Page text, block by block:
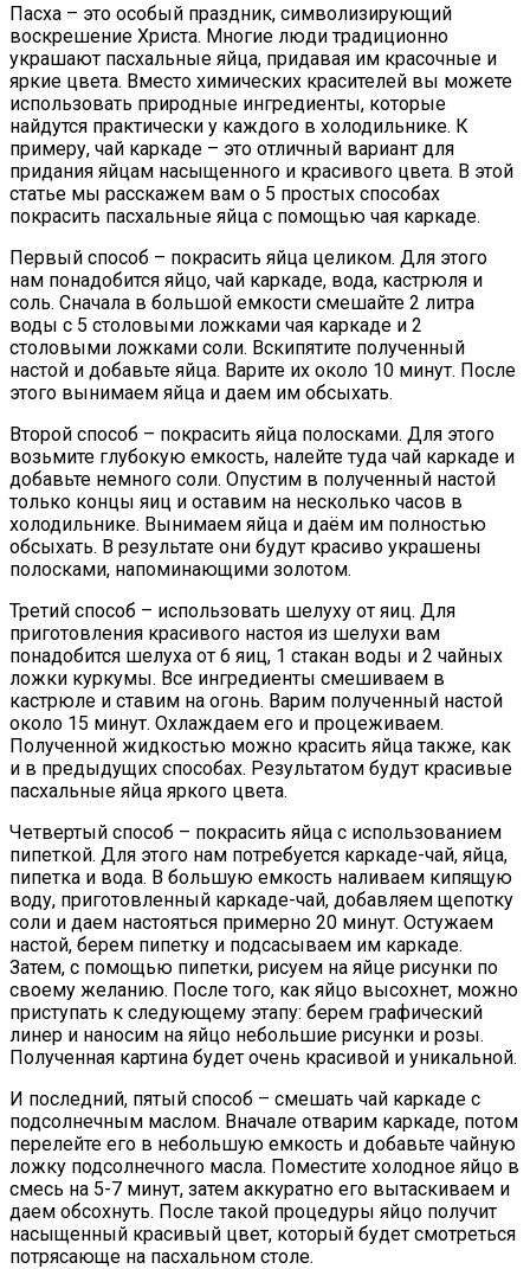
Пасха – это особый праздник, символизирующий
воскрешение Христа. Многие люди традиционно
украшают пасхальные яйца, придавая им красочные и
яркие цвета. Вместо химических красителей вы можете
использовать природные ингредиенты, которые
найдутся практически у каждого в холодильнике. К
примеру, чай каркаде – это отличный вариант для
придания яйцам насыщенного и красивого цвета. В этой
статье мы расскажем вам о 5 простых способах
покрасить пасхальные яйца с помощью чая каркаде.
Первый способ – покрасить яйца целиком. Для этого
нам понадобится яйцо, чай каркаде, вода, кастрюля и
соль. Сначала в большой емкости смешайте 2 литра
воды с 5 столовыми ложками чая каркаде и 2
столовыми ложками соли. Вскипятите полученный
настой и добавьте яйца. Варите их около 10 минут. После
этого вынимаем яйца и даем им обсыхать.
Второй способ – покрасить яйца полосками. Для этого
возьмите глубокую емкость, налейте туда чай каркаде и
добавьте немного соли. Опустим в полученный настой
только концы яиц и оставим на несколько часов в
холодильнике. Вынимаем яйца и даём им полностью
обсыхать. В результате они будут красиво украшены
полосками, напоминающими золотом.
Третий способ – использовать шелуху от яиц. Для
приготовления красивого настоя из шелухи вам
понадобится шелуха от 6 яиц, 1 стакан воды и 2 чайных
ложки куркумы. Все ингредиенты смешиваем в
кастрюле и ставим на огонь. Варим полученный настой
около 15 минут. Охлаждаем его и процеживаем.
Полученной жидкостью можно красить яйца также, как
и в предыдущих способах. Результатом будут красивые
пасхальные яйца яркого цвета.
Четвертый способ – покрасить яйца с использованием
пипеткой. Для этого нам потребуется каркаде-чай, яйца,
пипетка и вода. В большую емкость наливаем кипящую
воду, приготовленный каркаде-чай, добавляем щепотку
соли и даем настояться примерно 20 минут. Остужаем
настой, берем пипетку и подсасываем им каркаде.
Затем, с помощью пипетки, рисуем на яйце рисунки по
своему желанию. После того, как яйцо высохнет, можно
приступать к следующему этапу: берем графический
линер и наносим на яйцо небольшие рисунки и розы.
Полученная картина будет очень красивой и уникальной.
И последний, пятый способ – смешать чай каркаде с
подсолнечным маслом. Вначале отварим каркаде, потом
перелейте его в небольшую емкость и добавьте чайную
ложку подсолнечного масла. Поместите холодное яйцо в
смесь на 5-7 минут, затем аккуратно его вытаскиваем и
даем обсохнуть. После такой процедуры яйцо получит
насыщенный красивый цвет, который будет смотреться
потрясающе на пасхальном столе.